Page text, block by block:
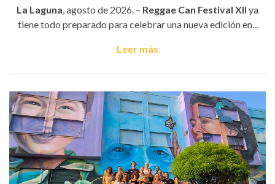
La Laguna, agosto de 2026. – Reggae Can Festival XII ya
tiene todo preparado para celebrar una nueva edición en...
Leer más